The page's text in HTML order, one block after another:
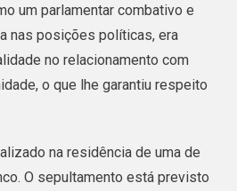
um parlamentar combativo e
nas posições políticas, era
no relacionamento com
o que lhe garantiu respeito
na residência de uma de
O sepultamento está previsto